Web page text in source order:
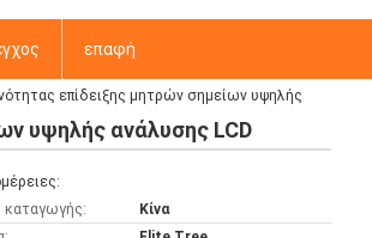
επαφή
επίδειξης μητρών σημείων υψηλής
υψηλής ανάλυσης LCD
καταγωγής:
Κίνα